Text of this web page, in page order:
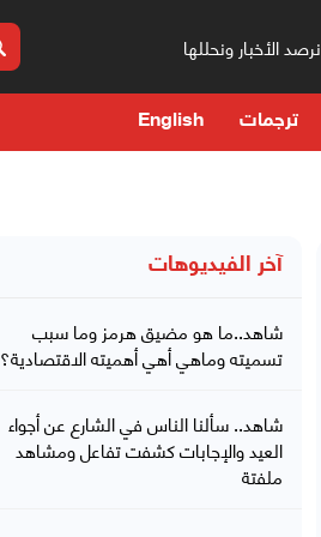
نرصد الأخبار ونحللها
ترجمات English
آخر الفيديوهات
شاهد..ما هو مضيق هرمز وما سبب
تسميته وماهي أهي أهميته الاقتصادية؟
شاهد.. سألنا الناس في الشارع عن أجواء
العيد والإجابات كشفت تفاعل ومشاهد
ملفتة